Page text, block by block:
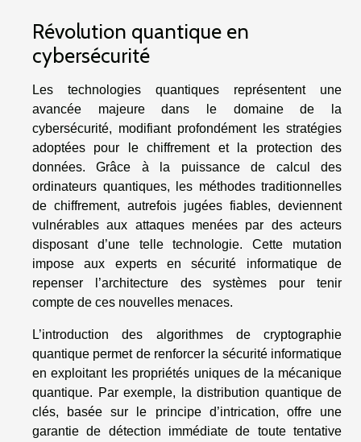
Révolution quantique en
cybersécurité
Les technologies quantiques représentent une
avancée majeure dans le domaine de la
cybersécurité, modifiant profondément les stratégies
adoptées pour le chiffrement et la protection des
données. Grâce à la puissance de calcul des
ordinateurs quantiques, les méthodes traditionnelles
de chiffrement, autrefois jugées fiables, deviennent
vulnérables aux attaques menées par des acteurs
disposant d’une telle technologie. Cette mutation
impose aux experts en sécurité informatique de
repenser l’architecture des systèmes pour tenir
compte de ces nouvelles menaces.
L’introduction des algorithmes de cryptographie
quantique permet de renforcer la sécurité informatique
en exploitant les propriétés uniques de la mécanique
quantique. Par exemple, la distribution quantique de
clés, basée sur le principe d’intrication, offre une
garantie de détection immédiate de toute tentative